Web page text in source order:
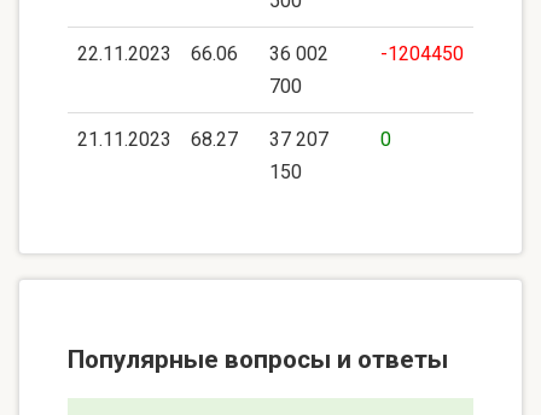
22.11.2023 66.06
36 002
700
-1204450
21.11.2023 68.27
37 207
150
0
Популярные вопросы и ответы